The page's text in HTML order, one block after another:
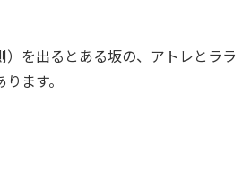
）を出るとある坂の、アトレとララ
ます。